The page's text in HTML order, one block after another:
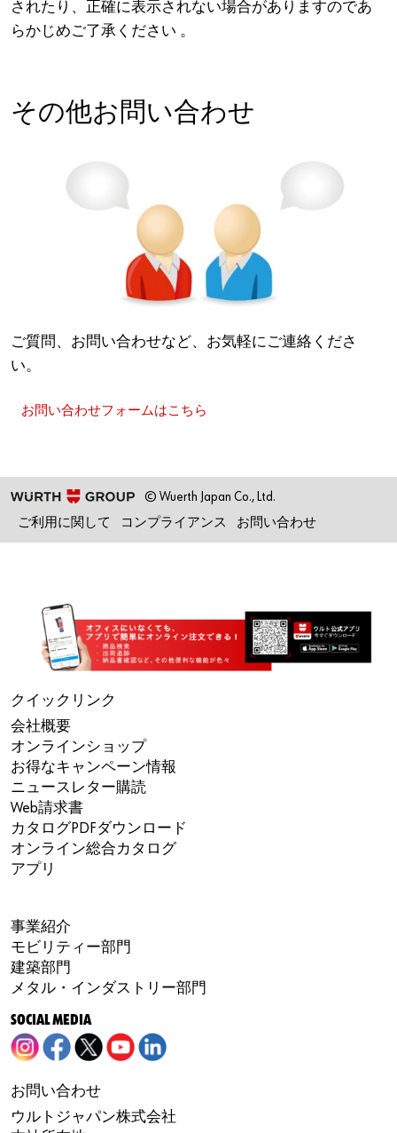
されたり、正確に表示されない場合がありますのであ
らかじめご了承ください 。
その他お問い合わせ
ご質問、お問い合わせなど、お気軽にご連絡くださ
い。
お問い合わせフォームはこちら
© Wuerth Japan Co., Ltd.
ご利用に関して
コンプライアンス お問い合わせ
クイックリンク
会社概要
オンラインショップ
お得なキャンペーン情報
ニュースレター購読
Web請求書
カタログPDFダウンロード
オンライン総合カタログ
アプリ
事業紹介
モビリティー部門
建築部門
メタル・インダストリー部門
SOCIAL MEDIA
お問い合わせ
ウルトジャパン株式会社